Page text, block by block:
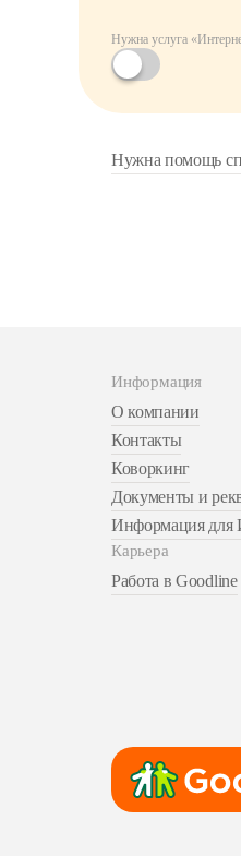
Нужна услуга
Нужна помощь
Информация
О компании
Контакты
Коворкинг
Документы и
Информация
Карьера
Работа в Goodline